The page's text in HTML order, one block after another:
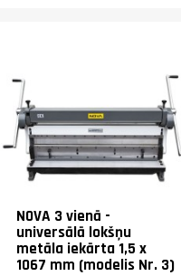
450
Garums (mm)
1350
Augstums (mm)
680
Svars (kg)
276
Garantija
1 gadā
NOVA 3 vienā -
universālā lokšņu
metāla iekārta 1,5 x
1067 mm (modelis Nr. 3)